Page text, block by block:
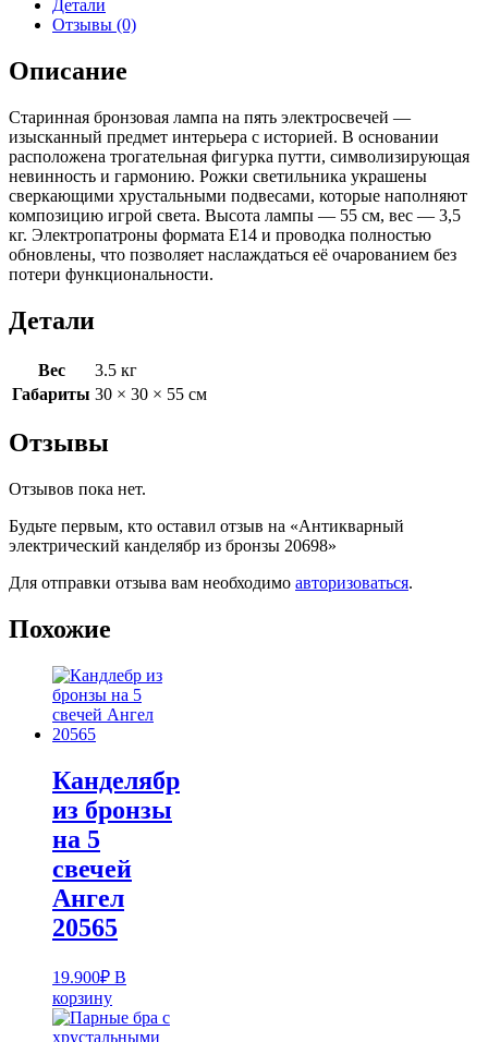
Детали
Отзывы (0)
Описание
Старинная бронзовая лампа на пять электросвечей —
изысканный предмет интерьера с историей. В основании
расположена трогательная фигурка путти, символизирующая
невинность и гармонию. Рожки светильника украшены
сверкающими хрустальными подвесами, которые наполняют
композицию игрой света. Высота лампы — 55 см, вес — 3,5
кг. Электропатроны формата Е14 и проводка полностью
обновлены, что позволяет наслаждаться её очарованием без
потери функциональности.
Детали
Вес
3.5 кг
Габариты 30 × 30 × 55 см
Отзывы
Отзывов пока нет.
Будьте первым, кто оставил отзыв на «Антикварный
электрический канделябр из бронзы 20698»
Для отправки отзыва вам необходимо авторизоваться.
Похожие
Канделябр
из бронзы
на 5
свечей
Ангел
20565
19.900₽ В
корзину